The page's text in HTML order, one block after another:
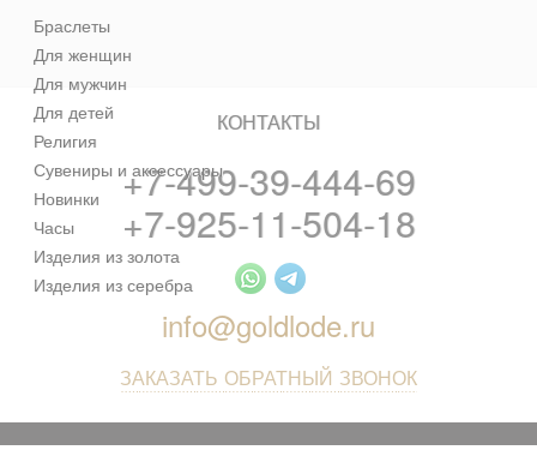
Браслеты
Для женщин
Для мужчин
Для детей
Религия
Сувениры и аксессуары
Новинки
Часы
Изделия из золота
Изделия из серебра
КОНТАКТЫ
+7-499-39-444-69
+7-925-11-504-18
info@goldlode.ru
ЗАКАЗАТЬ ОБРАТНЫЙ ЗВОНОК